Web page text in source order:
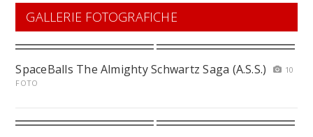
GALLERIE FOTOGRAFICHE
SpaceBalls The Almighty Schwartz Saga (A.S.S.)
10
FOTO